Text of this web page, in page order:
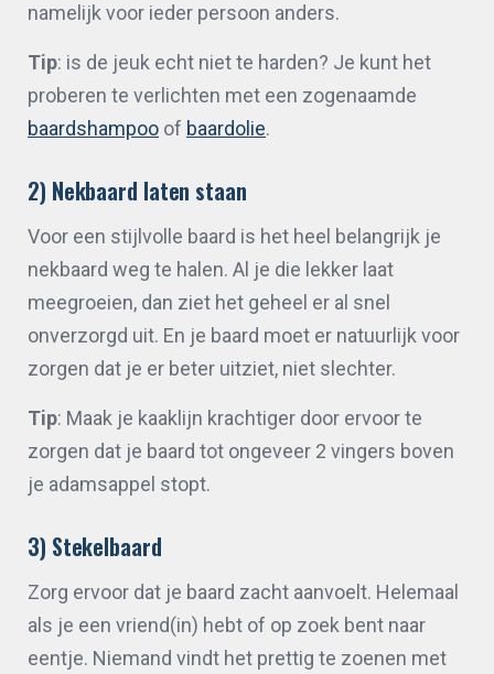
namelijk voor ieder persoon anders.
Tip: is de jeuk echt niet te harden? Je kunt het
proberen te verlichten met een zogenaamde
baardshampoo of baardolie.
2) Nekbaard laten staan
Voor een stijlvolle baard is het heel belangrijk je
nekbaard weg te halen. Al je die lekker laat
meegroeien, dan ziet het geheel er al snel
onverzorgd uit. En je baard moet er natuurlijk voor
zorgen dat je er beter uitziet, niet slechter.
Tip: Maak je kaaklijn krachtiger door ervoor te
zorgen dat je baard tot ongeveer 2 vingers boven
je adamsappel stopt.
3) Stekelbaard
Zorg ervoor dat je baard zacht aanvoelt. Helemaal
als je een vriend(in) hebt of op zoek bent naar
eentje. Niemand vindt het prettig te zoenen met